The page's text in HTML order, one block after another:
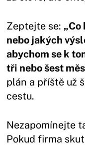
Zeptejte se:
nebo jakých
abychom se k
tři nebo šest
plán a příště už
cestu.
Nezapomínejte
Pokud firma